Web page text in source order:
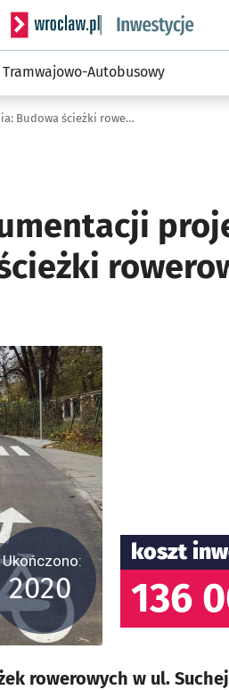
Serwis informacyjny wroclaw.pl
Tramwajowo-Autobusowy
Opracowanie dokumentacji projektowej dla zadania: Budowa ścieżki rowerowej w ul. Suchej we Wrocławiu
Ukończono:
2020
koszt
136
rowerowych w ul.